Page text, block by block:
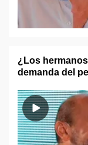
¿Los
demanda del